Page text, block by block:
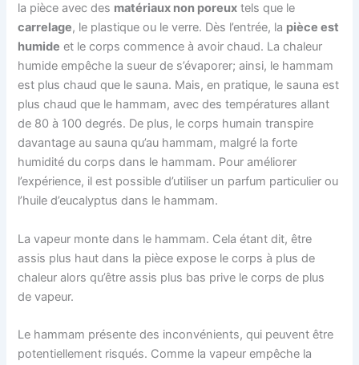
la pièce avec des matériaux non poreux tels que le
carrelage, le plastique ou le verre. Dès l’entrée, la pièce est
humide et le corps commence à avoir chaud. La chaleur
humide empêche la sueur de s’évaporer; ainsi, le hammam
est plus chaud que le sauna. Mais, en pratique, le sauna est
plus chaud que le hammam, avec des températures allant
de 80 à 100 degrés. De plus, le corps humain transpire
davantage au sauna qu’au hammam, malgré la forte
humidité du corps dans le hammam. Pour améliorer
l’expérience, il est possible d’utiliser un parfum particulier ou
l’huile d’eucalyptus dans le hammam.
La vapeur monte dans le hammam. Cela étant dit, être
assis plus haut dans la pièce expose le corps à plus de
chaleur alors qu’être assis plus bas prive le corps de plus
de vapeur.
Le hammam présente des inconvénients, qui peuvent être
potentiellement risqués. Comme la vapeur empêche la